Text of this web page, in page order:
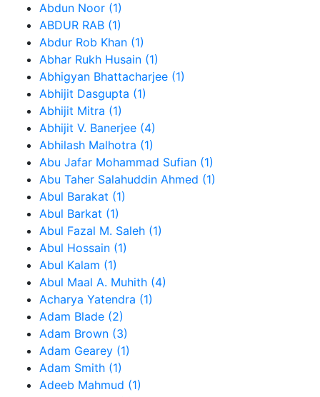
Abdun Noor (1)
ABDUR RAB (1)
Abdur Rob Khan (1)
Abhar Rukh Husain (1)
Abhigyan Bhattacharjee (1)
Abhijit Dasgupta (1)
Abhijit Mitra (1)
Abhijit V. Banerjee (4)
Abhilash Malhotra (1)
Abu Jafar Mohammad Sufian (1)
Abu Taher Salahuddin Ahmed (1)
Abul Barakat (1)
Abul Barkat (1)
Abul Fazal M. Saleh (1)
Abul Hossain (1)
Abul Kalam (1)
Abul Maal A. Muhith (4)
Acharya Yatendra (1)
Adam Blade (2)
Adam Brown (3)
Adam Gearey (1)
Adam Smith (1)
Adeeb Mahmud (1)